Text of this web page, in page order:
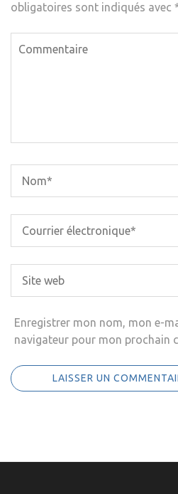
obligatoires sont indiqués avec
Enregistrer mon nom, mon e-
navigateur pour mon prochain